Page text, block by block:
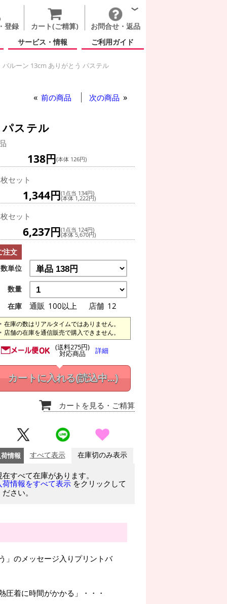
登録 カート(ご精算)
お問合せ・返品
サービス・情報
ご利用ガイド
ルーン 13cm ありがとう パステル
前の商品 次の商品
ステル
138円(本体 126円)
セット
1,344円(1点当 134円)
(本体 1,222円)
セット
6,237円(1点当 124円)
(本体 5,670円)
注文
数単位
数量
在庫
通販 100以上 店舗 12
在庫の数はリアルタイムではありません。
店舗の在庫を通信販売で購入できません。
(送料275円)
対応商品 詳細
カートに入れる(読込中...)
カートを見る ・ご精算
情報 すべて表示 在庫切のみ表示
在すべて在庫があります。
荷情報をすべて表示 をクリックして
さい。
」のメッセージ入りプリントバ
圧着に時間がかかる」・・・